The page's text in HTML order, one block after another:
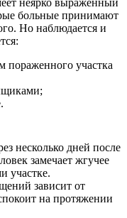
неярко выраженный
больные принимают
Но наблюдается и
участка
несколько дней после
замечает жгучее
участке.
зависит от
на протяжении